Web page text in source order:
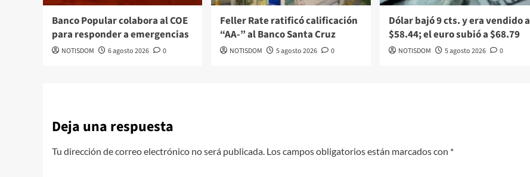
Banco Popular colabora al COE
para responder a emergencias
NOTISDOM 6 agosto 2026 0
Feller Rate ratificó calificación
“AA-” al Banco Santa Cruz
NOTISDOM 5 agosto 2026 0
Dólar bajó 9 cts. y era vendido a
$58.44; el euro subió a $68.79
NOTISDOM 5 agosto 2026 0
Deja una respuesta
Tu dirección de correo electrónico no será publicada. Los campos obligatorios están marcados con *